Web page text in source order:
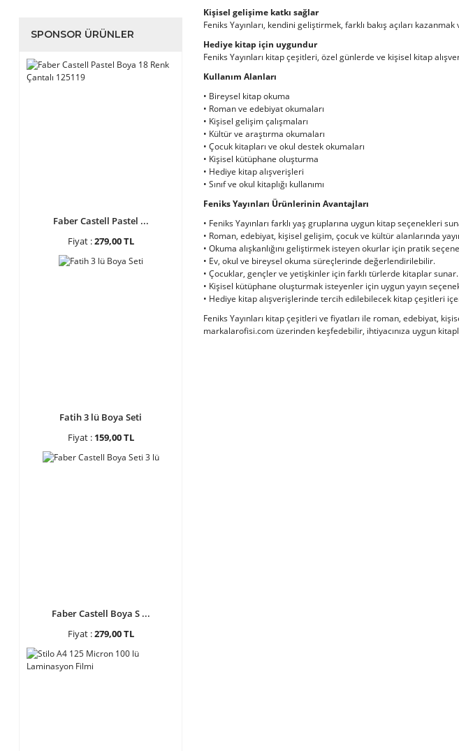
SPONSOR ÜRÜNLER
Faber Castell Pastel ...
Fiyat :279,00 TL
Fatih 3 lü Boya Seti
Fiyat : 159,00 TL
Faber Castell Boya S ...
Fiyat :279,00 TL
Kişisel gelişime katkı sağlar
Feniks Yayınları, kendini geliştirmek, farklı bakış açıları
Hediye kitap için uygundur
Feniks Yayınları kitap çeşitleri, özel günlerde ve kişisel kitap
Kullanım Alanları
• Bireysel kitap okuma
• Roman ve edebiyat okumaları
• Kişisel gelişim çalışmaları
• Kültür ve araştırma okumaları
• Çocuk kitapları ve okul destek okumaları
• Kişisel kütüphane oluşturma
• Hediye kitap alışverişleri
• Sınıf ve okul kitaplığı kullanımı
Feniks Yayınları Ürünlerinin Avantajları
• Feniks Yayınları farklı yaş gruplarına uygun kitap seçenekleri
• Roman, edebiyat, kişisel gelişim, çocuk ve kültür alanlarında
• Okuma alışkanlığını geliştirmek isteyen okurlar için pratik
• Ev, okul ve bireysel okuma süreçlerinde değerlendirilebilir.
• Çocuklar, gençler ve yetişkinler için farklı türlerde kitaplar sunar.
• Kişisel kütüphane oluşturmak isteyenler için uygun yayın
• Hediye kitap alışverişlerinde tercih edilebilecek kitap çeşitleri
Feniks Yayınları kitap çeşitleri ve fiyatları ile roman, edebiyat,
markalarofisi.com üzerinden keşfedebilir, ihtiyacınıza uygun